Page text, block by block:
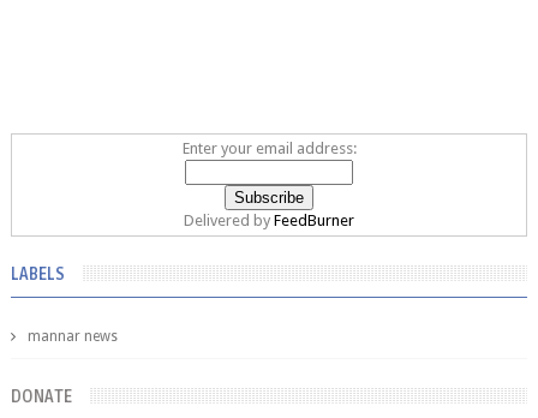
Enter your email address:
Delivered by FeedBurner
LABELS
mannar news
DONATE